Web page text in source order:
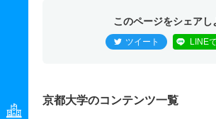
このページをシェアし
ツイート LINE
京都大学のコンテンツ一覧